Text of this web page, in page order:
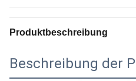
Produktbeschreibung
Beschreibung der